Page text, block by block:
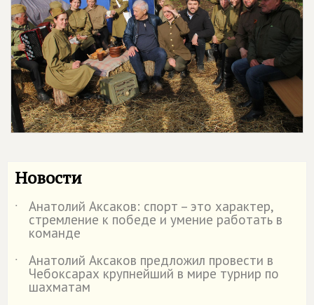
Новости
˙ Анатолий Аксаков: спорт – это характер,
стремление к победе и умение работать в
команде
˙
Анатолий Аксаков предложил провести в
Чебоксарах крупнейший в мире турнир по
шахматам